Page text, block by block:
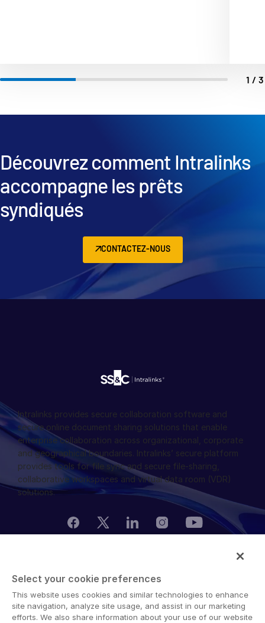
1/
Découvrez comment Intralinks
accompagne les prêts
syndiqués
CONTACTEZ-NOUS
Intralinks provides secure collaboration software and
secure online document sharing solutions that enable
enterprise collaboration across organizational, corporate
and geographical boundaries. Intralinks’ secure platform
provides tools for file sync and secure file-sharing,
collaborative workspaces and virtual data room (VDR)
solutions.
Select your cookie preferences
This website uses cookies and similar technologies to enhance
site navigation, analyze site usage, and assist in our marketing
efforts. We also share information about your use of our website